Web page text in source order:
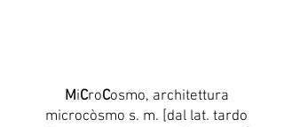
MiCroCosmo, architettura
microcòsmo s. m. [dal lat. tardo